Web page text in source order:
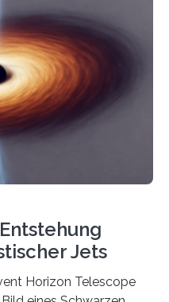
Das
Advances veröffentlichte
sind
thermische
um – oder anders
In
ist es in den…
Jets
Horizon Telescope